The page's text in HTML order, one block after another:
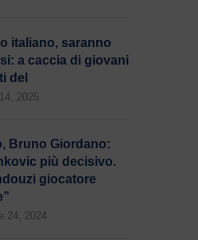
italiano, saranno
a caccia di giovani
del
2025
Bruno Giordano:
più decisivo.
giocatore
24, 2024